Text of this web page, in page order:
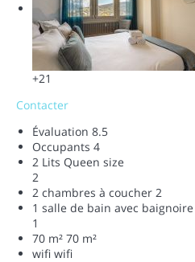
+21
Contacter
Évaluation 8.5
Occupants 4
2 Lits Queen size
2
2 chambres à coucher 2
1 salle de bain avec baignoire
1
70 m² 70 m²
wifi wifi